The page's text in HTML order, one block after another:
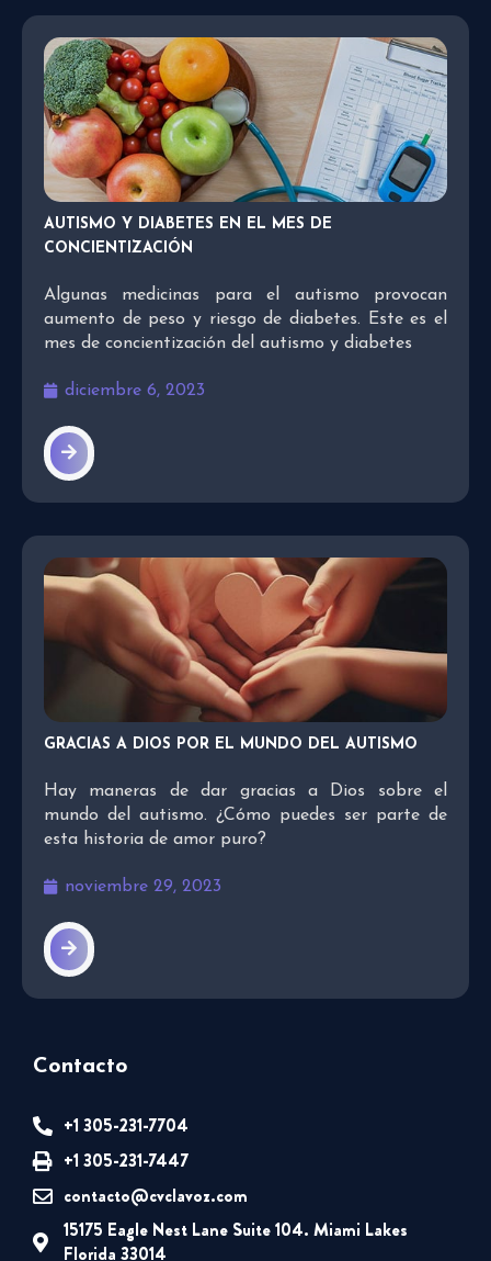
AUTISMO Y DIABETES EN EL MES DE
CONCIENTIZACIÓN
Algunas medicinas para el autismo provocan
aumento de peso y riesgo de diabetes. Este es el
mes de concientización del autismo y diabetes
diciembre 6, 2023
GRACIAS A DIOS POR EL MUNDO DEL AUTISMO
Hay maneras de dar gracias a Dios sobre el
mundo del autismo. ¿Cómo puedes ser parte de
esta historia de amor puro?
noviembre 29, 2023
Contacto
+1 305-231-7704
+1 305-231-7447
contacto@cvclavoz.com
15175 Eagle Nest Lane Suite 104. Miami Lakes
Florida 33014